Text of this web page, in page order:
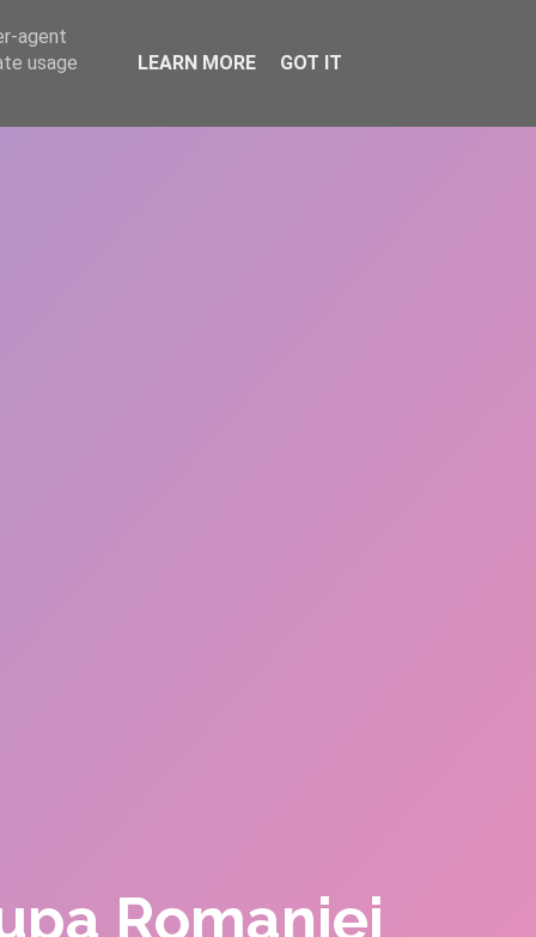
REPERE DONEAZĂ ARTICOLE CONTACT
Romaniei
agent
usage
LEARN MORE GOT IT